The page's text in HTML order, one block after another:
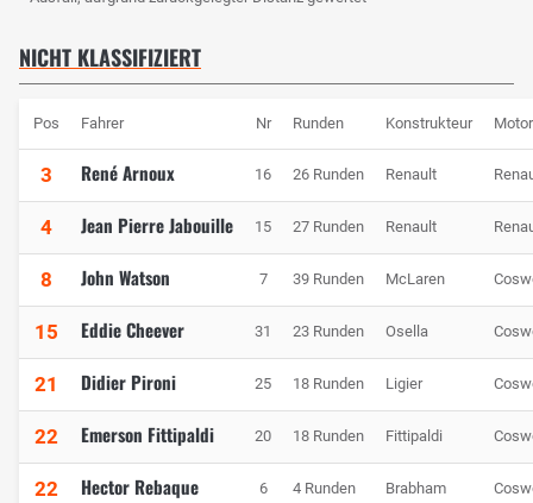
NICHT KLASSIFIZIERT
Pos Fahrer Nr Runden Konstrukteur Motor
3 René Arnoux 16 26 Runden Renault
4 Jean Pierre Jabouille 15 27 Runden Renault
8 John Watson 7 39 Runden McLaren
15 Eddie Cheever 31 23 Runden Osella
21 Didier Pironi 25 18 Runden Ligier
22 Emerson Fittipaldi 20 18 Runden Fittipaldi
22 Hector Rebaque 6 4 Runden Brabham